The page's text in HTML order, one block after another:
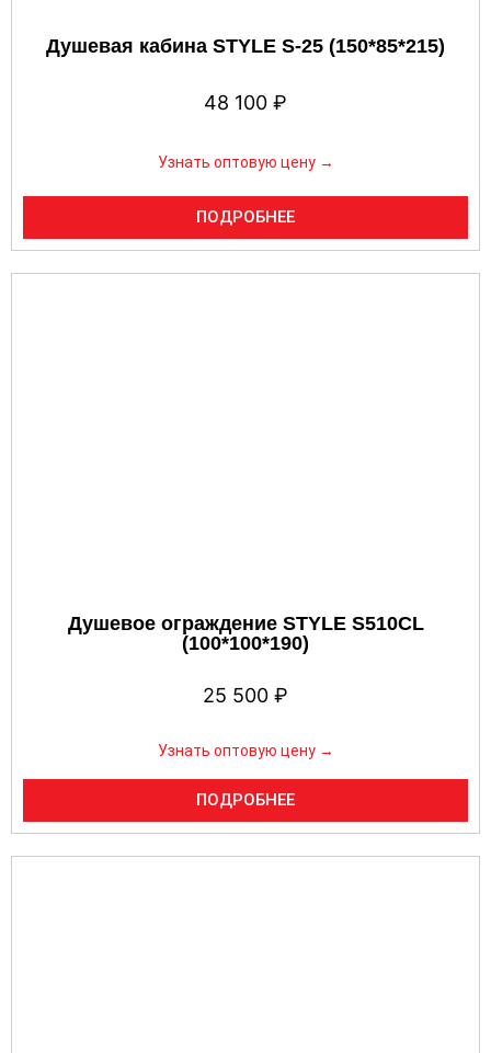
Душевая кабина STYLE S-25 (150*85*215)
48 100 ₽
Узнать оптовую цену →
ПОДРОБНЕЕ
Душевое ограждение STYLE S510CL
(100*100*190)
25 500 ₽
Узнать оптовую цену →
ПОДРОБНЕЕ